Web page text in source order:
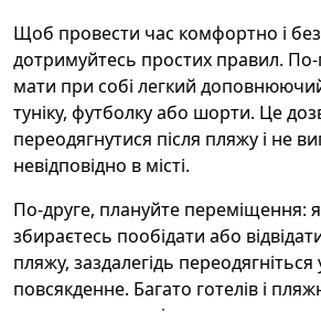
Щоб провести час комфортно і
дотримуйтесь простих правил.
мати при собі легкий
туніку, футболку або шорти. Це
переодягнутися після пляжу і не
невідповідно в місті.
По-друге, плануйте переміщення:
збираєтесь пообідати або
пляжу, заздалегідь
повсякденне. Багато готелів і